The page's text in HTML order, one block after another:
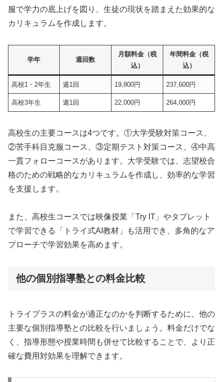
服で学力の底上げを図り、生徒の現状を踏まえた効果的な
カリキュラムを作成します。
学年 週回数
月額料金（税
込）
年間料金（税
込）
高校1・2年生 週1回 19,800円 237,600円
高校3年生 週1回 22,000円 264,000円
高校生の主要コースは4つです。①大学受験対策コース、
②苦手科目克服コース、③定期テスト対策コース、④中高
一貫フォローコースがあります。大学受験では、志望校合
格のための戦略的なカリキュラムを作成し、効率的な学習
を支援します。
また、高校生コースでは映像授業「Try IT」やタブレット
で学習できる「トライ式AI教材」も活用でき、多角的なア
プローチで学習効果を高めます。
他の個別指導塾との料金比較
トライプラスの料金が適正なのかを判断するために、他の
主要な個別指導塾との比較を行いましょう。料金だけでな
く、指導形態や授業時間も併せて比較することで、より正
確な費用対効果を理解できます。